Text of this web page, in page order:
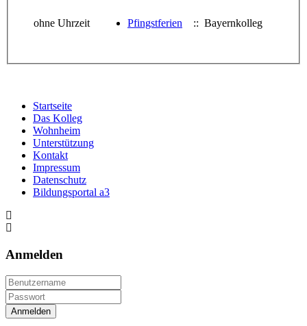
ohne Uhrzeit Pfingstferien :: Bayernkolleg
Startseite
Das Kolleg
Wohnheim
Unterstützung
Kontakt
Impressum
Datenschutz
Bildungsportal a3
Anmelden
Anmelden